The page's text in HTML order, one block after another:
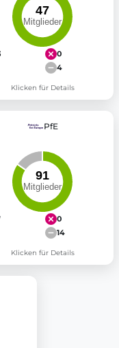
0
4
Klicken für Details
PfE
0
14
Klicken für Details